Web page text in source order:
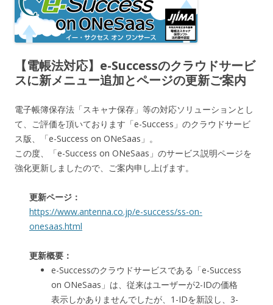
【電帳法対応】e-Successのクラウドサービ
スに新メニュー追加とページの更新ご案内
電子帳簿保存法「スキャナ保存」等の対応ソリューションとし
て、ご評価を頂いております「e-Success」のクラウドサービ
ス版、「e-Success on ONeSaas」。
この度、「e-Success on ONeSaas」のサービス説明ページを
強化更新しましたので、ご案内申し上げます。
更新ページ：
https://www.antenna.co.jp/e-success/ss-on-
onesaas.html
更新概要：
e-Successのクラウドサービスである「e-Success
on ONeSaas」は、従来はユーザーが2-IDの価格
表示しかありませんでしたが、1-IDを新設し、3-